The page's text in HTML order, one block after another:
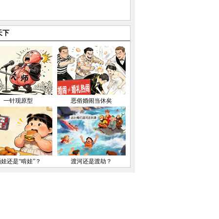
下
一针现原型 恶俗婚闹当休矣
还是“啃娃”？ 渡河还是渡劫？